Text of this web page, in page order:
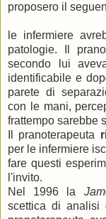
proposero il
le infermiere
patologie. Il
secondo lui
identificabile e
parete di
con le mani,
frattempo sarebbe
Il pranoterapeuta
per le infermiere
fare questi
l'invito.
Nel 1996 la
scettica di analisi